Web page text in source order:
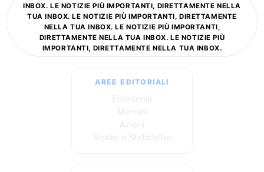
INBOX. LE NOTIZIE PIÙ IMPORTANTI, DIRETTAMENTE NELLA
TUA INBOX. LE NOTIZIE PIÙ IMPORTANTI, DIRETTAMENTE
NELLA TUA INBOX. LE NOTIZIE PIÙ IMPORTANTI,
DIRETTAMENTE NELLA TUA INBOX. LE NOTIZIE PIÙ
IMPORTANTI, DIRETTAMENTE NELLA TUA INBOX.
AREE EDITORIALI
Economia
Mercati
Azioni
Analisi e Statistiche